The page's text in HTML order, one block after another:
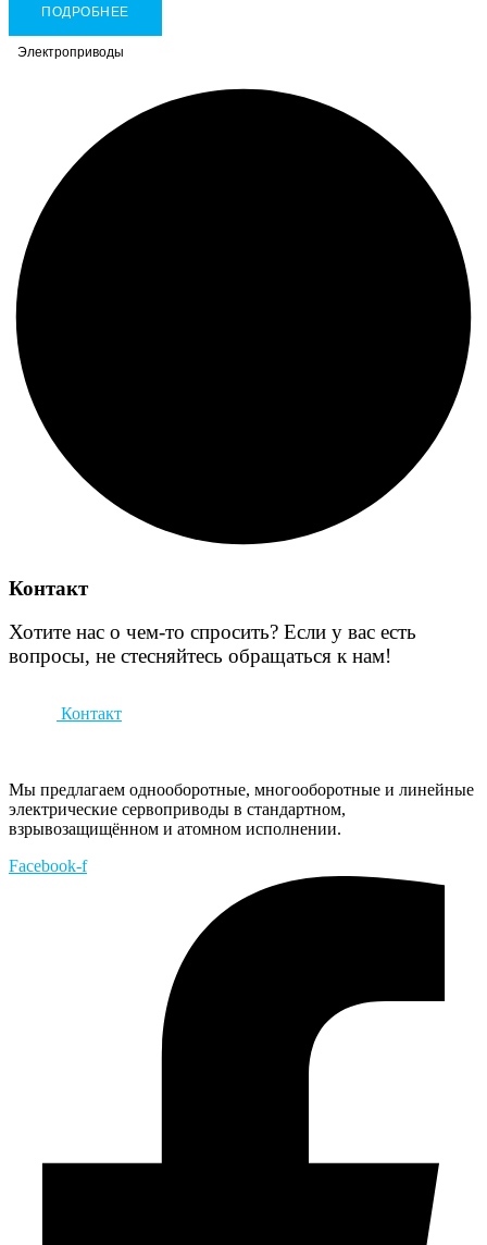
ПОДРОБНЕЕ
Электроприводы
Контакт
Хотите нас о чем-то спросить? Если у вас есть
вопросы, не стесняйтесь обращаться к нам!
Контакт
Мы предлагаем однооборотные, многооборотные и линейные
электрические сервоприводы в стандартном,
взрывозащищённом и атомном исполнении.
Facebook-f